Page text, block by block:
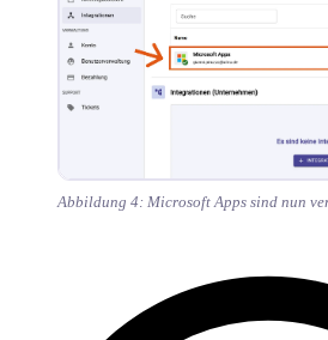
Abbildung 4: Microsoft Apps sind nun